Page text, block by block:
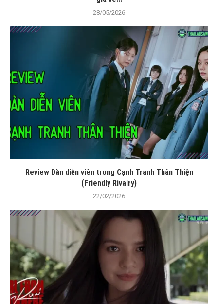
28/05/2026
Review Dàn diễn viên trong Cạnh Tranh Thân Thiện
(Friendly Rivalry)
22/02/2026